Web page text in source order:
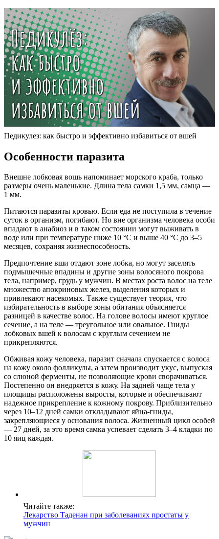
Педикулез: как быстро и эффективно избавиться от вшей
Особенности паразита
Внешне лобковая вошь напоминает морского краба, только
размеры очень маленькие. Длина тела самки 1,5 мм, самца —
1 мм.
Питаются паразиты кровью. Если еда не поступила в течение
суток в организм, погибают. Но вне организма человека особи
впадают в анабиоз и в таком состоянии могут выживать в
воде или при температуре ниже 10 °C и выше 40 °C до 3–5
месяцев, сохраняя жизнеспособность.
Предпочтение вши отдают зоне лобка, но могут заселять
подмышечные впадины и другие зоны волосяного покрова
тела, например, грудь у мужчин. В местах роста волос на теле
множество апокриновых желез, выделения которых и
привлекают насекомых. Также существует теория, что
избирательность в выборе зоны обитания объясняется
разницей в качестве волос. На голове волосы имеют круглое
сечение, а на теле — треугольное или овальное. Гниды
лобковых вшей к волосам с круглым сечением не
прикрепляются.
Обживая кожу человека, паразит сначала спускается с волоса
на кожу около фолликулы, а затем производит укус, выпуская
со слюной ферменты, не позволяющие крови сворачиваться.
Постепенно он внедряется в кожу. На задней чаще тела у
площицы расположены выросты, которые и обеспечивают
надежное прикрепление к кожному покрову. Приблизительно
через 10–12 дней самки откладывают яйца-гниды,
закрепляющиеся у основания волоса. Жизненный цикл особей
— 27 дней, за это время самка успевает сделать 3–4 кладки по
10 яиц каждая.
Читайте также:
Лекарство Таденан при заболеваниях простаты у
мужчин